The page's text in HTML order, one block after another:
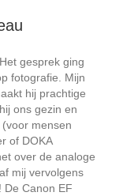
gesprek ging
fotografie. Mijn
hij prachtige
ons gezin en
mensen
of DOKA
over de analoge
mij vervolgens
De Canon EF